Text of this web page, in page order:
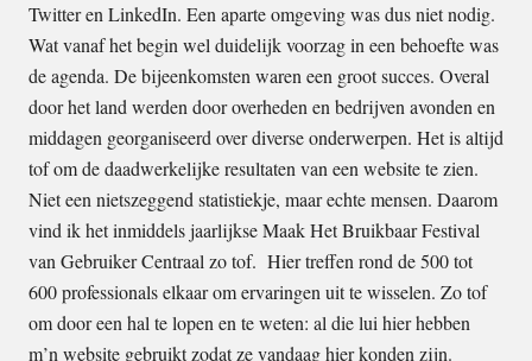
Twitter en LinkedIn. Een aparte omgeving was dus niet nodig.
Wat vanaf het begin wel duidelijk voorzag in een behoefte was
de agenda. De bijeenkomsten waren een groot succes. Overal
door het land werden door overheden en bedrijven avonden en
middagen georganiseerd over diverse onderwerpen. Het is altijd
tof om de daadwerkelijke resultaten van een website te zien.
Niet een nietszeggend statistiekje, maar echte mensen. Daarom
vind ik het inmiddels jaarlijkse Maak Het Bruikbaar Festival
van Gebruiker Centraal zo tof. Hier treffen rond de 500 tot
600 professionals elkaar om ervaringen uit te wisselen. Zo tof
om door een hal te lopen en te weten: al die lui hier hebben
m’n website gebruikt zodat ze vandaag hier konden zijn.